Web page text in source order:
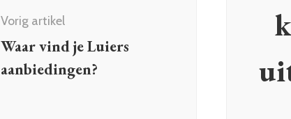
Vorig artikel
Waar vind je Luiers
aanbiedingen?